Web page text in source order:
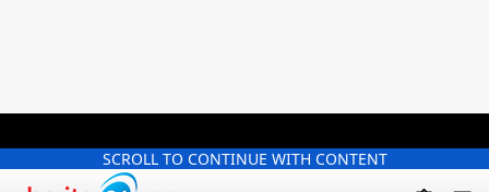
SCROLL TO CONTINUE WITH CONTENT